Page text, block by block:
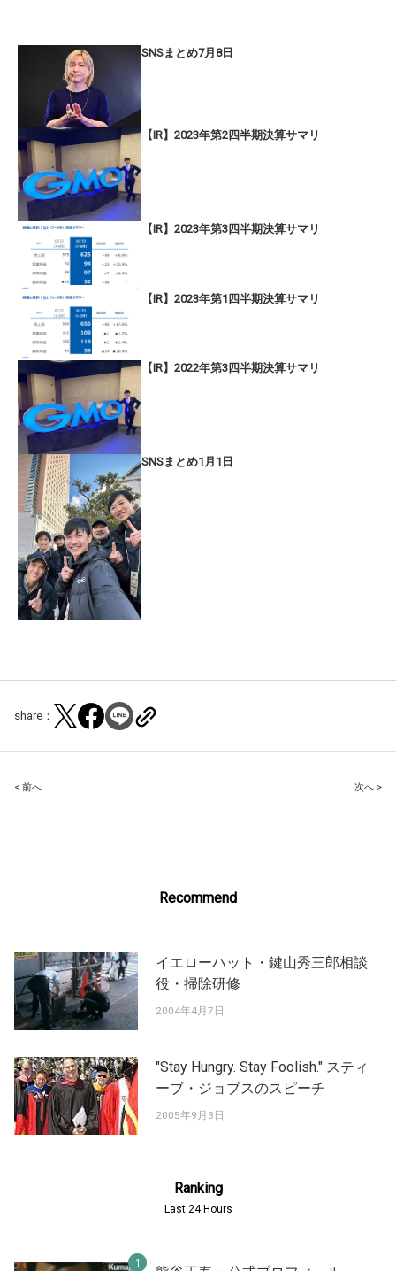
SNSまとめ7月8日
【IR】2023年第2四半期決算サマリ
【IR】2023年第3四半期決算サマリ
【IR】2023年第1四半期決算サマリ
【IR】2022年第3四半期決算サマリ
SNSまとめ1月1日
share：
Post
< 前へ 次へ >
Recommend
イエローハット・鍵山秀三郎相談
役・掃除研修
2004年4月7日
"Stay Hungry. Stay Foolish." スティ
ーブ・ジョブスのスピーチ
2005年9月3日
Ranking
Last 24 Hours